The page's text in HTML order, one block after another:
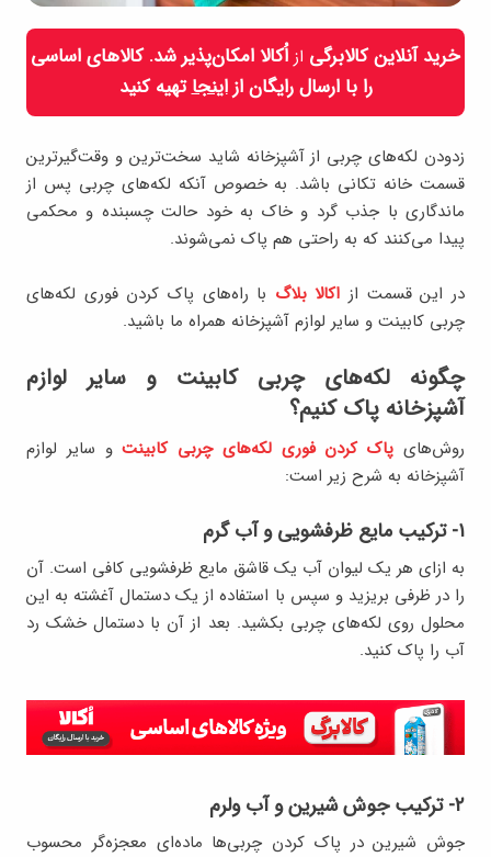
خرید آنلاین کالابرگی از اُکالا امکان‌پذیر شد. کالاهای اساسی
را با ارسال رایگان ازاینجاتهیه کنید
زدودن لکه‌های چربی از آشپزخانه شاید سخت‌ترین و وقت‌گیرترین
قسمت خانه تکانی باشد. به خصوص آنکه لکه‌های چربی پس از
ماندگاری با جذب گرد و خاک به خود حالت چسبنده و محکمی
پیدا می‌کنند که به راحتی هم پاک نمی‌شوند.
در این قسمت از اکالا بلاگ با راه‌های پاک کردن فوری لکه‌های
چربی کابینت و سایر لوازم آشپزخانه همراه ما باشید.
چگونه لکه‌های چربی کابینت و سایر لوازم
آشپزخانه پاک کنیم؟
روش‌های پاک کردن فوری لکه‌های چربی کابینتو سایر لوازم
آشپزخانه به شرح زیر است:
۱- ترکیب مایع ظرفشویی و آب گرم
به ازای هر یک لیوان آب یک قاشق مایع ظرفشویی کافی است. آن
را در ظرفی بریزید و سپس با استفاده از یک دستمال آغشته به این
محلول روی لکه‌های چربی بکشید. بعد از آن با دستمال خشک رد
آب را پاک کنید.
۲- ترکیب جوش شیرین و آب ولرم
جوش شیرین در پاک کردن چربی‌ها ماده‌ای معجزه‌گر محسوب